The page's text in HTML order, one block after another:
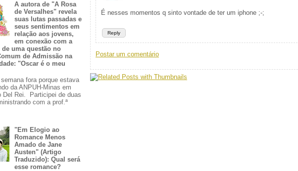
A autora de "A Rosa
de Versalhes" revela
suas lutas passadas e
seus sentimentos em
relação aos jovens,
em conexão com a
uma questão no
de Admissão na
"Oscar é o meu
fora porque estava
da ANPUH-Minas em
Del Rei. Participei de duas
com a prof.ª
"Em Elogio ao
Romance Menos
Amado de Jane
Austen" (Artigo
Traduzido): Qual será
esse romance?
Reply
É nesses momentos q sinto vontade de ter um iphone ;-;
Postar um comentário